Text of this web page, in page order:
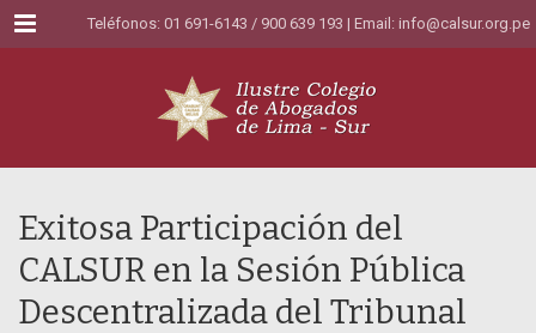
Menu Teléfonos: 01 691-6143 / 900 639 193 | Email: info@calsur.org.pe
Exitosa Participación del
CALSUR en la Sesión Pública
Descentralizada del Tribunal